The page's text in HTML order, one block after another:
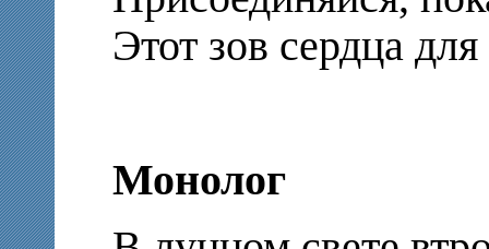
Этот зов сердца
Монолог